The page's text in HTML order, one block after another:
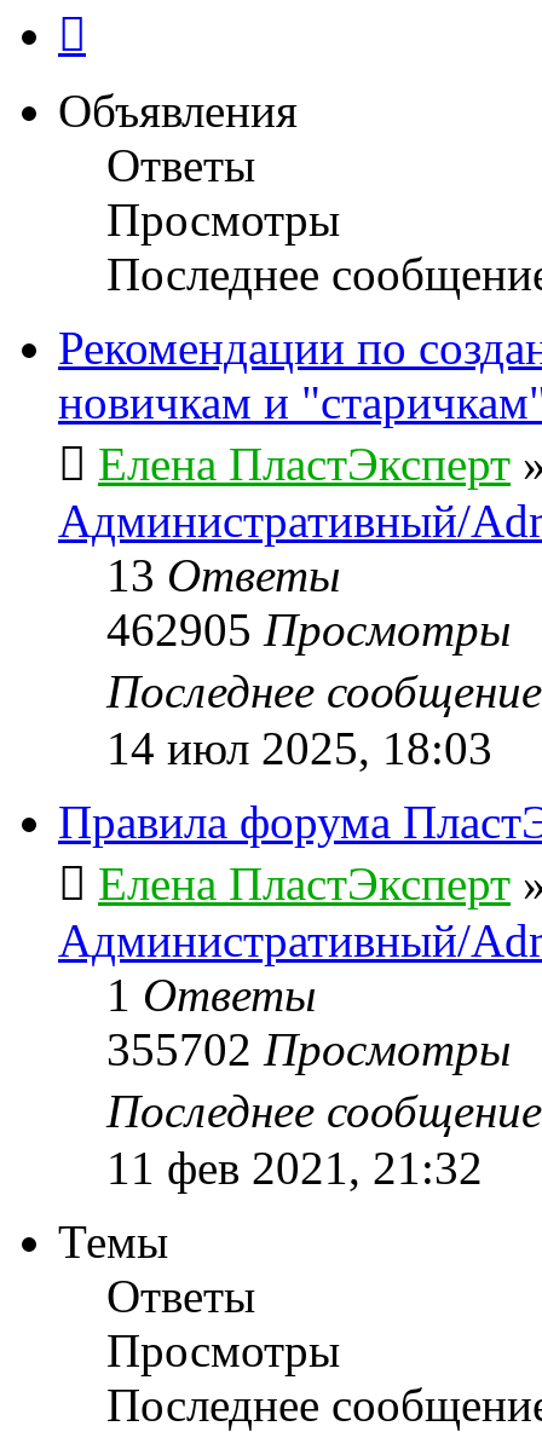
Объявления
Ответы
Просмотры
Последнее
Рекомендации по
новичкам и
Елена ПластЭксперт
Административный/
13 Ответы
462905 Просмотры
Последнее
14 июл 2025, 18:03
Правила форума
Елена ПластЭксперт
Административный/
1 Ответы
355702 Просмотры
Последнее
11 фев 2021, 21:32
Темы
Ответы
Просмотры
Последнее